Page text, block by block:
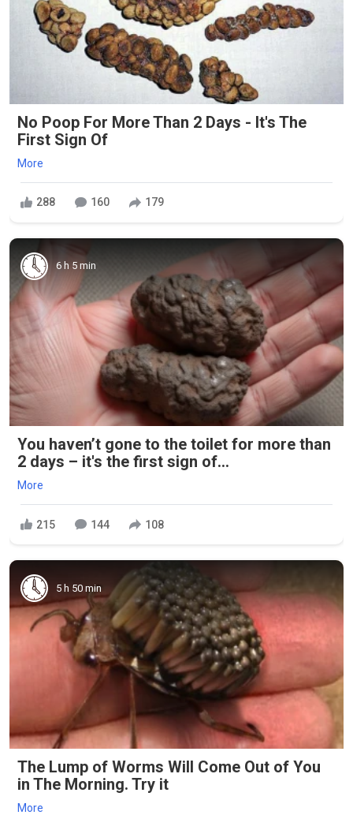
No Poop For More Than 2 Days - It's The
First Sign Of
More
288 160 179
6 h 5 min
You haven’t gone to the toilet for more than
2 days – it's the first sign of...
More
215 144 108
5 h 50 min
The Lump of Worms Will Come Out of You
in The Morning. Try it
More